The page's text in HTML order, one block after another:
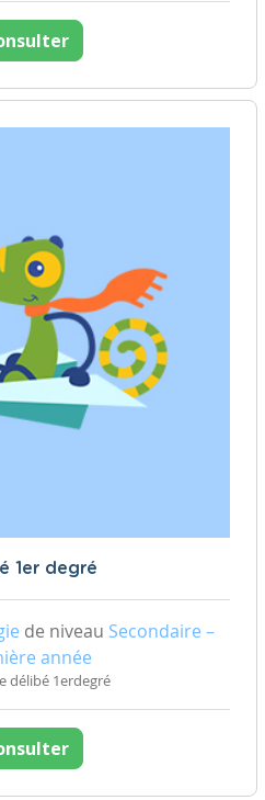
1er degré
de niveau Secondaire –
année
délibé 1erdegré